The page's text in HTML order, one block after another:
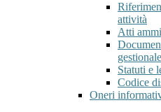
attività
Atti
gestionale
Statuti e
Codice
Oneri